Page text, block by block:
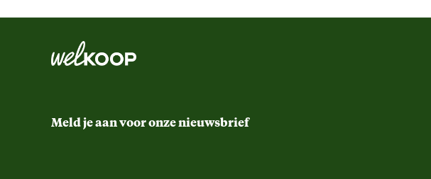
Kleur licht
Meld je aan voor onze nieuwsbrief